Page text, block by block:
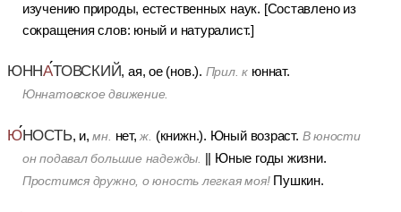
изучению природы, естественных наук. [Составлено из
сокращения слов: юный и натуралист.]
ЮННАТОВСКИЙ, ая, ое (нов.). Прил. к юннат.
Юннатовское движение.
ЮНОСТЬ, и,мн. нет,ж. (книжн.). Юный возраст. В юности
он подавал большие надежды.
Юные годы жизни.
Простимся дружно, о юность легкая моя!Пушкин.